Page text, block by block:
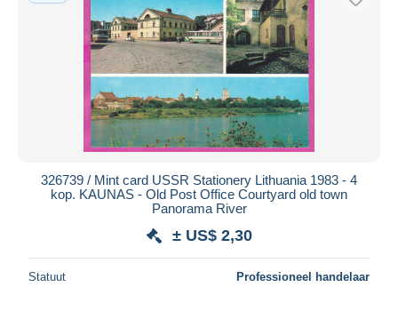
326739 / Mint card USSR Stationery Lithuania 1983 - 4
kop. KAUNAS - Old Post Office Courtyard old town
Panorama River
± US$ 2,30
Statuut Professioneel handelaar